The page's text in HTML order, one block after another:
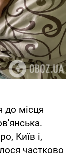
до місця
Київ і,
частково